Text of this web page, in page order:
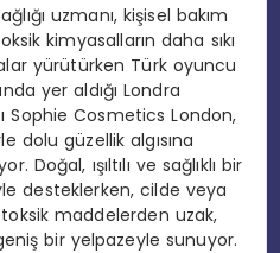
uzmanı, kişisel bakım
kimyasalların daha sıkı
yürütürken Türk oyuncu
yer aldığı Londra
Sophie Cosmetics London,
dolu güzellik algısına
ışıltılı ve sağlıklı bir
desteklerken, cilde veya
maddelerden uzak,
bir yelpazeyle sunuyor.